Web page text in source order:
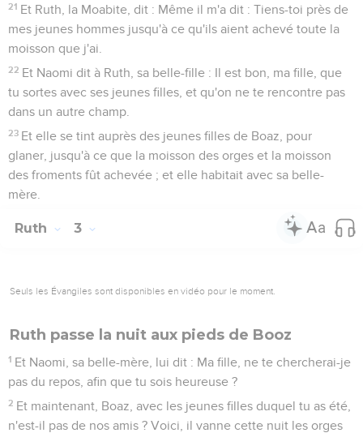
21 Et Ruth, la Moabite, dit : Même il m'a dit : Tiens-toi près de
mes jeunes hommes jusqu'à ce qu'ils aient achevé toute la
moisson que j'ai.
22 Et Naomi dit à Ruth, sa belle-fille : Il est bon, ma fille, que
tu sortes avec ses jeunes filles, et qu'on ne te rencontre pas
dans un autre champ.
23 Et elle se tint auprès des jeunes filles de Boaz, pour
glaner, jusqu'à ce que la moisson des orges et la moisson
des froments fût achevée ; et elle habitait avec sa belle-
mère.
Ruth 3
Seuls les Évangiles sont disponibles en vidéo pour le moment.
Ruth passe la nuit aux pieds de Booz
1 Et Naomi, sa belle-mère, lui dit : Ma fille, ne te chercherai-je
pas du repos, afin que tu sois heureuse ?
2 Et maintenant, Boaz, avec les jeunes filles duquel tu as été,
n'est-il pas de nos amis ? Voici, il vanne cette nuit les orges